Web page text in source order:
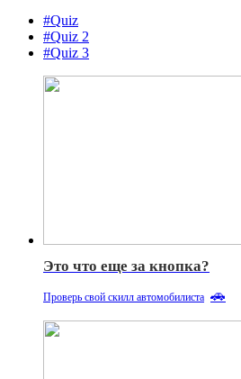
#Quiz
#Quiz 2
#Quiz 3
Это что еще за кнопка?
Проверь свой скилл автомобилиста 🚗